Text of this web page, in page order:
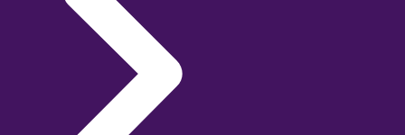
Bereken in een paar stappen op welke bedragen u
mogelijk recht heeft
U ziet ook waar u deze kunt aanvragen.